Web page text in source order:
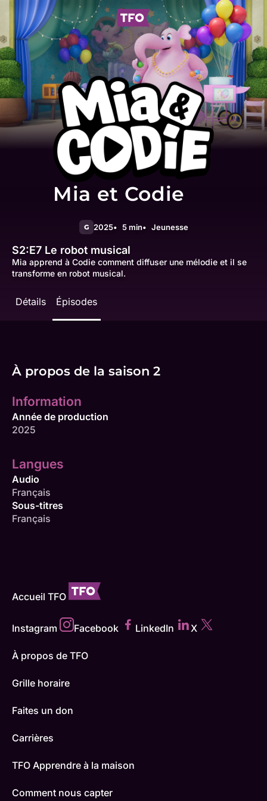
Mia et Codie
G 2025 5 min Jeunesse
S2:E7 Le robot musical
Mia apprend à Codie comment diffuser une mélodie et il se
transforme en robot musical.
Détails Épisodes
À propos de la saison 2
Information
Année de production
2025
Langues
Audio
Français
Sous-titres
Français
Accueil TFO
Instagram Facebook LinkedIn X
À propos de TFO
Grille horaire
Faites un don
Carrières
TFO Apprendre à la maison
Comment nous capter